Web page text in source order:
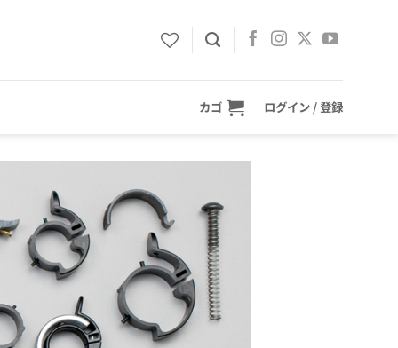
カゴ ログイン / 登録